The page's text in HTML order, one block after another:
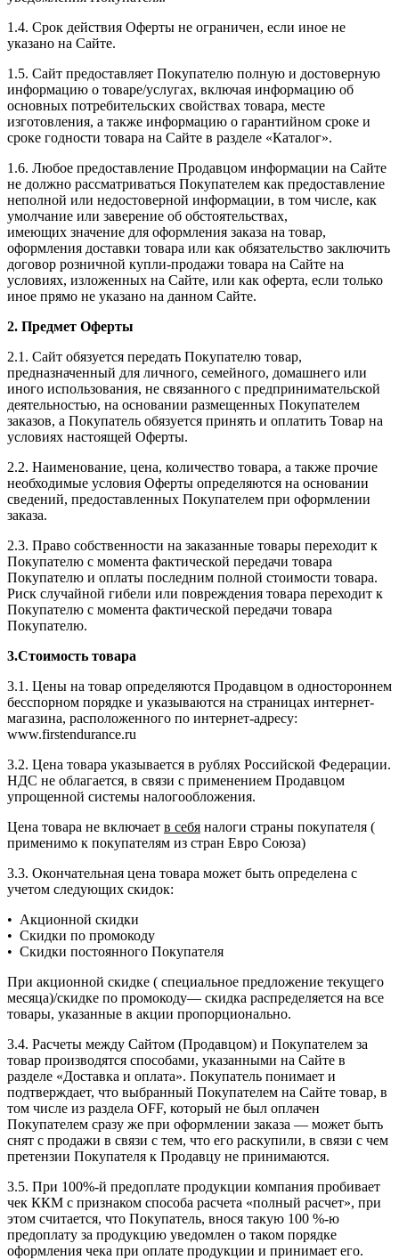
1.4. Срок действия Оферты не ограничен, если иное не
указано на Сайте.
1.5. Сайт предоставляет Покупателю полную и достоверную
информацию о товаре/услугах, включая информацию об
основных потребительских свойствах товара, месте
изготовления, а также информацию о гарантийном сроке и
сроке годности товара на Сайте в разделе «Каталог».
1.6. Любое предоставление Продавцом информации на Сайте
не должно рассматриваться Покупателем как предоставление
неполной или недостоверной информации, в том числе, как
умолчание или заверение об обстоятельствах,
имеющих значение для оформления заказа на товар,
оформления доставки товара или как обязательство заключить
договор розничной купли-продажи товара на Сайте на
условиях, изложенных на Сайте, или как оферта, если только
иное прямо не указано на данном Сайте.
2. Предмет Оферты
2.1. Сайт обязуется передать Покупателю товар,
предназначенный для личного, семейного, домашнего или
иного использования, не связанного с предпринимательской
деятельностью, на основании размещенных Покупателем
заказов, а Покупатель обязуется принять и оплатить Товар на
условиях настоящей Оферты.
2.2. Наименование, цена, количество товара, а также прочие
необходимые условия Оферты определяются на основании
сведений, предоставленных Покупателем при оформлении
заказа.
2.3. Право собственности на заказанные товары переходит к
Покупателю с момента фактической передачи товара
Покупателю и оплаты последним полной стоимости товара.
Риск случайной гибели или повреждения товара переходит к
Покупателю с момента фактической передачи товара
Покупателю.
3.Стоимость товара
3.1. Цены на товар определяются Продавцом в одностороннем
бесспорном порядке и указываются на страницах интернет-
магазина, расположенного по интернет-адресу:
www.firstendurance.ru
3.2. Цена товара указывается в рублях Российской Федерации.
НДС не облагается, в связи с применением Продавцом
упрощенной системы налогообложения.
Цена товара не включает в себя налоги страны покупателя (
применимо к покупателям из стран Евро Союза)
3.3. Окончательная цена товара может быть определена с
учетом следующих скидок:
• Акционной скидки
• Скидки по промокоду
• Скидки постоянного Покупателя
При акционной скидке ( специальное предложение текущего
месяца)/скидке по промокоду— скидка распределяется на все
товары, указанные в акции пропорционально.
3.4. Расчеты между Сайтом (Продавцом) и Покупателем за
товар производятся способами, указанными на Сайте в
разделе «Доставка и оплата». Покупатель понимает и
подтверждает, что выбранный Покупателем на Сайте товар, в
том числе из раздела OFF, который не был оплачен
Покупателем сразу же при оформлении заказа — может быть
снят с продажи в связи с тем, что его раскупили, в связи с чем
претензии Покупателя к Продавцу не принимаются.
3.5. При​ 100%-й предоплате​ продукции компания​ пробивает​
чек ККМ​ с признаком способа расчета «полный расчет», при
этом считается, что Покупатель, внося такую 100 %-ю
предоплату за продукцию уведомлен о таком порядке
оформления чека при оплате продукции и принимает его.